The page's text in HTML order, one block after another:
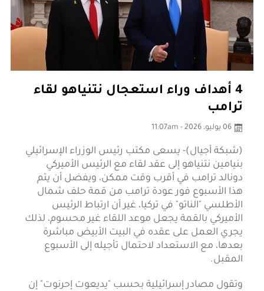
4 أهداف وراء استعجال نتنياهو لقاء
ترامب
06 يوليو، 2026 - 11:07am
(شبكة أجيال)- يسعى مكتب رئيس الوزراء الإسرائيلي
بنيامين نتنياهو إلى عقد لقاء مع الرئيس الأميركي
دونالد ترامب في أقرب وقت ممكن، ويفضل أن يتم
هذا الأسبوع فور عودة ترامب من قمة حلف شمال
الأطلسي "الناتو" في تركيا، غير أن ارتباط الرئيس
الأميركي بالقمة يجعل موعد اللقاء غير محسوم، لذلك
يجري العمل على عقده في البيت الأبيض مباشرة
بعدها، مع الاستعداد لاحتمال تأجيله إلى الأسبوع
المقبل.
وتقول مصادر إسرائيلية بحسب "يديعوت إحرنوت" إن